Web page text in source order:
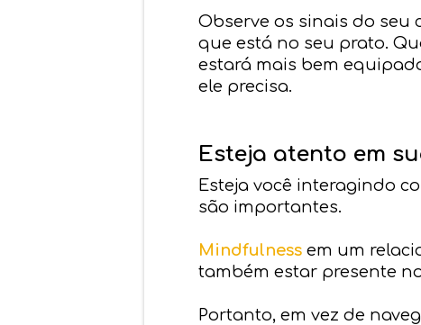
Observe os sinais do seu
que está no seu prato.
estará mais bem
ele precisa.
Esteja atento em
Esteja você interagindo
são importantes.
Mindfulness em um
também estar presente
Portanto, em vez de